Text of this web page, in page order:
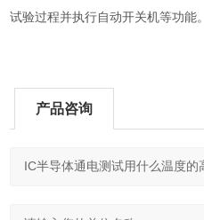
试验过程并执行自动开关机等功能。
产品咨询